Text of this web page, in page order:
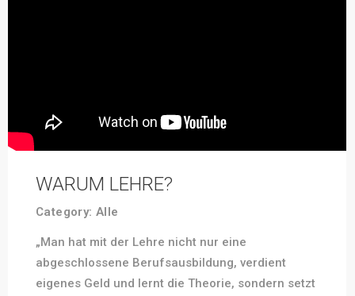
WARUM LEHRE?
Category:Alle
„Man hat mit der Lehre nicht nur eine
abgeschlossene Berufsausbildung, verdient
eigenes Geld und lernt die Theorie, sondern setzt